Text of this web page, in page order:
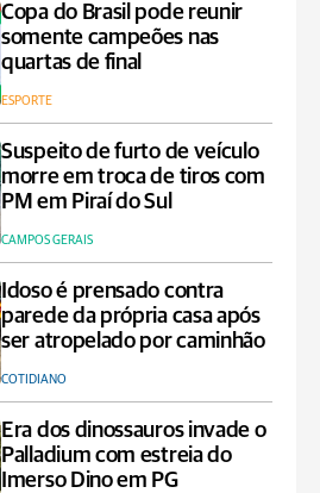
Copa do Brasil pode reunir
somente campeões nas
quartas de final
ESPORTE
Suspeito de furto de veículo
morre em troca de tiros com
PM em Piraí do Sul
CAMPOS GERAIS
Idoso é prensado contra
parede da própria casa após
ser atropelado por caminhão
COTIDIANO
Era dos dinossauros invade o
Palladium com estreia do
Imerso Dino em PG